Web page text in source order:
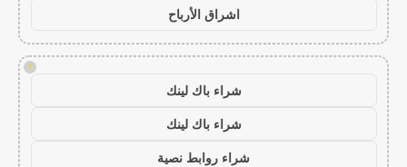
اشراق الأرباح
!
شراء باك لينك
شراء باك لينك
شراء روابط نصية